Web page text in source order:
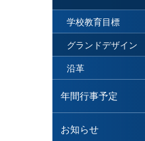
学校教育目標
グランドデザイン
沿革
年間行事予定
お知らせ